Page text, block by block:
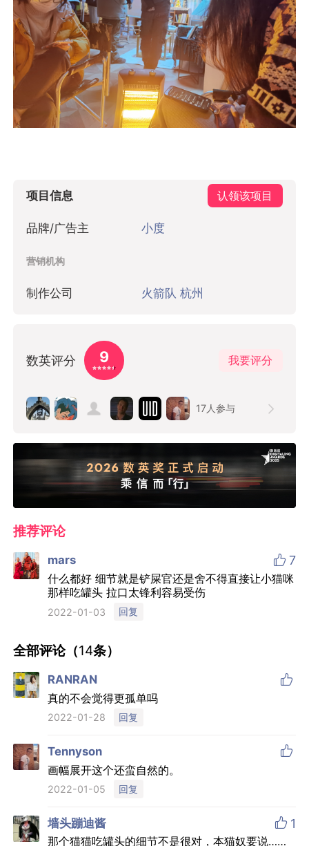
项目信息 认领该项目
品牌/广告主 小度
营销机构
制作公司 火箭队 杭州
数英评分 9 我要评分
17人参与
推荐评论
mars 7
什么都好 细节就是铲屎官还是舍不得直接让小猫咪
那样吃罐头 拉口太锋利容易受伤
2022-01-03 回复
全部评论（14条）
RANRAN 
真的不会觉得更孤单吗
2022-01-28 回复
Tennyson 
画幅展开这个还蛮自然的。
2022-01-05 回复
墙头蹦迪酱  1
那个猫猫吃罐头的细节不是很对，本猫奴要说……